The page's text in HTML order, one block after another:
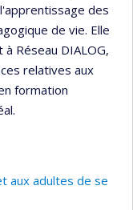
des
de vie. Elle
Réseau DIALOG,
relatives aux
formation
aux adultes de se